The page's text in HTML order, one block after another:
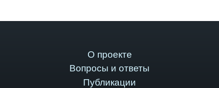
О проекте
Вопросы и ответы
Публикации